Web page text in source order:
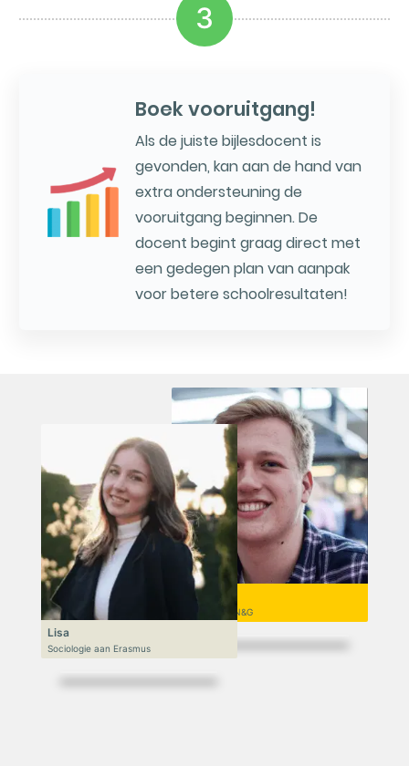
3
Boek vooruitgang!
Als de juiste bijlesdocent is
gevonden, kan aan de hand van
extra ondersteuning de
vooruitgang beginnen. De
docent begint graag direct met
een gedegen plan van aanpak
voor betere schoolresultaten!
Niek
VWO 6, N&T/N&G
Lisa
Sociologie aan Erasmus